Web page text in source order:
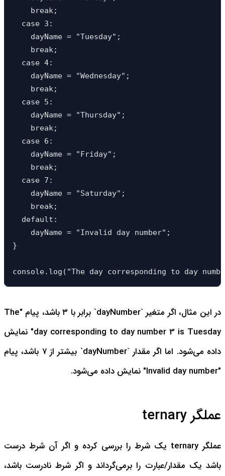
    break;
  case 3:
    dayName = "Tuesday";
    break;
  case 4:
    dayName = "Wednesday";
    break;
  case 5:
    dayName = "Thursday";
    break;
  case 6:
    dayName = "Friday";
    break;
  case 7:
    dayName = "Saturday";
    break;
  default:
    dayName = "Invalid day number";
}
console.log("The day corresponding to day
در این مثال، اگر متغیر `dayNumber` برابر با ۳ باشد، پیام "The
day corresponding to day number 3 is Tuesday" نمایش
داده می‌شود. اما اگر مقدار `dayNumber` بیشتر از ۷ باشد، پیام
"Invalid day number" نمایش داده می‌شود.
عملگر ternary
عملگر ternary یک شرط را بررسی کرده و اگر آن شرط درست
باشد یک مقدار/عبارت را برمی‌گرداند و اگر شرط نادرست باشد،